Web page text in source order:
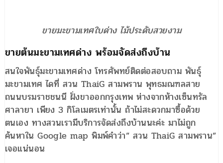
ขายมะขามเทศใบด่าง ไม้ประดับสวยงาม
ขายต้นมะขามเทศด่าง พร้อมจัดส่งถึงบ้าน
สนใจพันธุ์มะขามเทศด่าง โทรศัพทย์ติดต่อสอบถาม พันธุ์
มะขามเทศ ไดที่ สวน ThaiG สามพราน พุทธมณฑลสาย
ถนนบรมราชชนนี ฝั่งขาออกกรุงเทพ ห่างจากห้างเซ็นทรัล
ศาลายา เพียง 3 กิโลเมตรเท่านั้น ถ้าไม่สะดวกมาซื้อด้วย
ตนเอง ทางสวนเรามีบริการจัดส่งถึงบ้านนะค่ะ มาไม่ถูก
ค้นหาใน Google map พิมพ์คำว่า” สวน ThaiG สามพราน”
เจอแน่นอน